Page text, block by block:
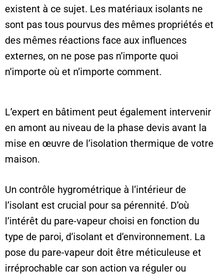
existent à ce sujet. Les matériaux isolants ne
sont pas tous pourvus des mêmes propriétés et
des mêmes réactions face aux influences
externes, on ne pose pas n’importe quoi
n’importe où et n’importe comment.
L’expert en bâtiment peut également intervenir
en amont au niveau de la phase devis avant la
mise en œuvre de l’isolation thermique de votre
maison.
Un contrôle hygrométrique à l’intérieur de
l’isolant est crucial pour sa pérennité. D’où
l’intérêt du pare-vapeur choisi en fonction du
type de paroi, d’isolant et d’environnement. La
pose du pare-vapeur doit être méticuleuse et
irréprochable car son action va réguler ou